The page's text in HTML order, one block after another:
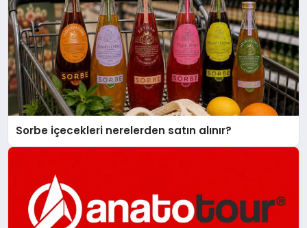
Sorbe içecekleri nerelerden satın alınır?